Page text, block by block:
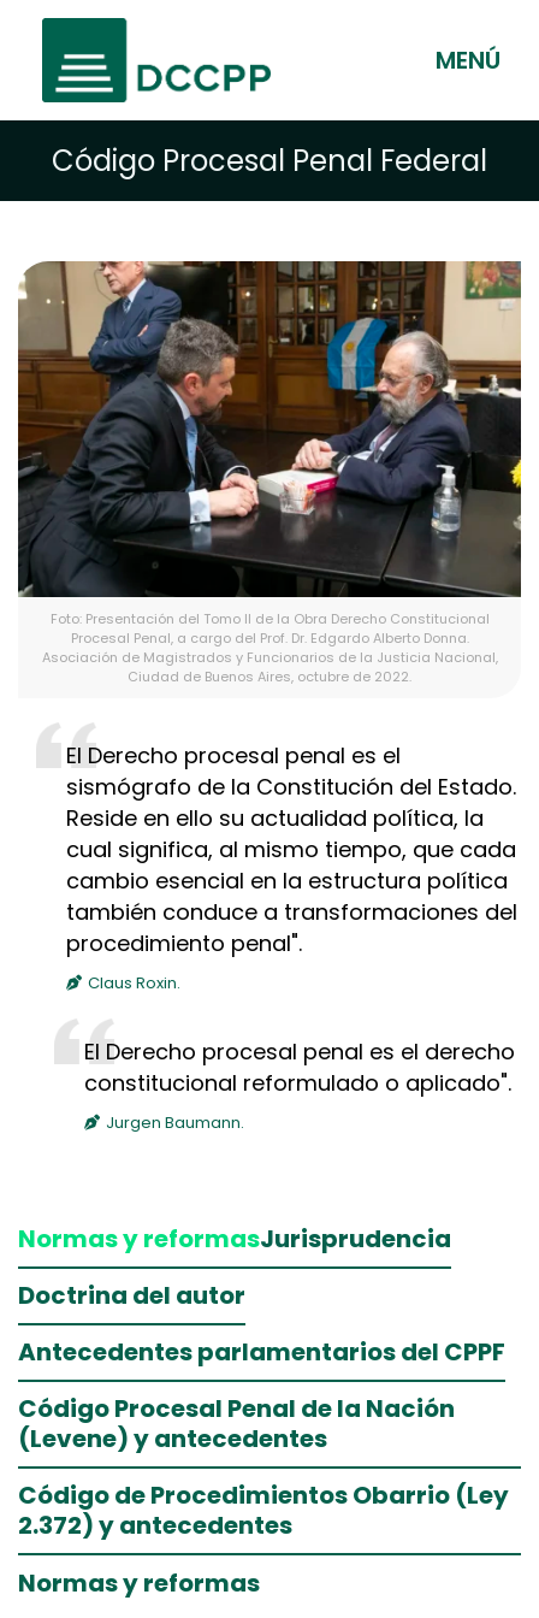
MENÚ
Código Procesal Penal Federal
Foto: Presentación del Tomo II de la Obra Derecho Constitucional
Procesal Penal, a cargo del Prof. Dr. Edgardo Alberto Donna.
Asociación de Magistrados y Funcionarios de la Justicia Nacional,
Ciudad de Buenos Aires, octubre de 2022.
El Derecho procesal penal es el
sismógrafo de la Constitución del Estado.
Reside en ello su actualidad política, la
cual significa, al mismo tiempo, que cada
cambio esencial en la estructura política
también conduce a transformaciones del
procedimiento penal".
Claus Roxin.
El Derecho procesal penal es el derecho
constitucional reformulado o aplicado".
Jurgen Baumann.
Normas y reformasJurisprudencia
Doctrina del autor
Antecedentes parlamentarios del CPPF
Código Procesal Penal de la Nación
(Levene) y antecedentes
Código de Procedimientos Obarrio (Ley
2.372) y antecedentes
Normas y reformas